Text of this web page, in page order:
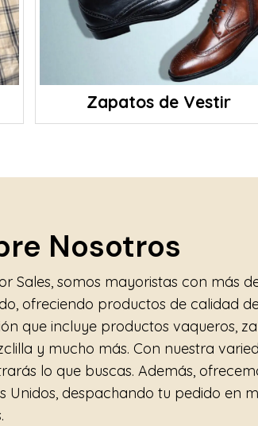
Zapatos de Vestir
Nosotros
Sales, somos mayoristas con más
ofreciendo productos de calidad
que incluye productos vaqueros,
y mucho más. Con nuestra
lo que buscas. Además,
Unidos, despachando tu pedido en